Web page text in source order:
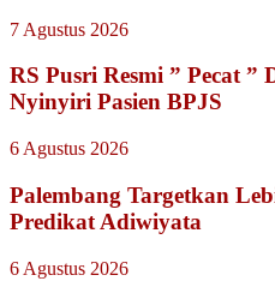
7 Agustus 2026
RS Pusri Resmi ” Pecat ”
Nyinyiri Pasien BPJS
6 Agustus 2026
Palembang Targetkan
Predikat Adiwiyata
6 Agustus 2026